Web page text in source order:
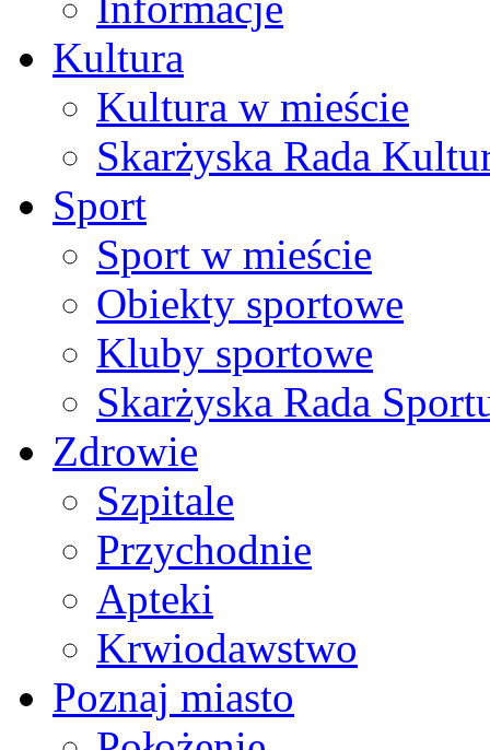
Kultura
Kultura w mieście
Skarżyska Rada
Sport
Sport w mieście
Obiekty sportowe
Kluby sportowe
Skarżyska Rada
Zdrowie
Szpitale
Przychodnie
Apteki
Krwiodawstwo
Poznaj miasto